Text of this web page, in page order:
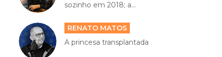
sozinho em 2018; a...
RENATO MATOS
A princesa transplantada